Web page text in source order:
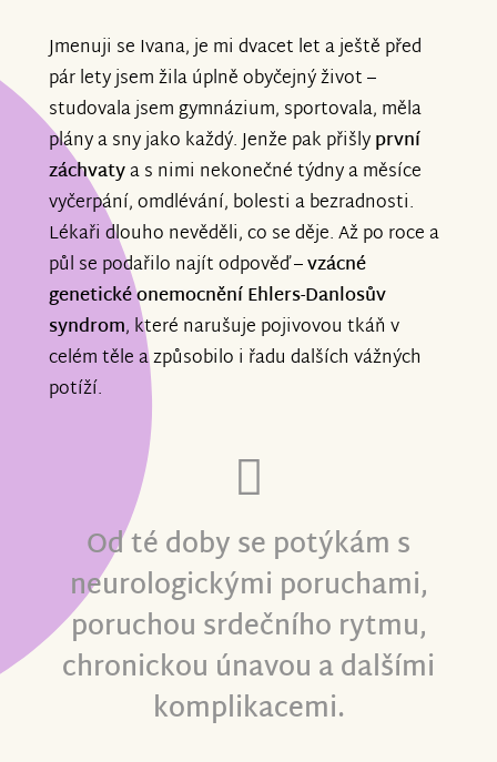
Jmenuji se Ivana, je mi dvacet let a ještě před
pár lety jsem žila úplně obyčejný život –
studovala jsem gymnázium, sportovala, měla
plány a sny jako každý. Jenže pak přišlyprvní
záchvatya s nimi nekonečné týdny a měsíce
vyčerpání, omdlévání, bolesti a bezradnosti.
Lékaři dlouho nevěděli, co se děje. Až po roce a
půl se podařilo najít odpověď –vzácné
genetické onemocnění Ehlers-Danlosův
syndrom, které narušuje pojivovou tkáň v
celém těle a způsobilo i řadu dalších vážných
potíží.
Od té doby se potýkám s
neurologickými poruchami,
poruchou srdečního rytmu,
chronickou únavou a dalšími
komplikacemi.